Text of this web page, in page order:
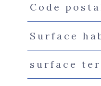
Caractéristiques
Code
Surface
surface